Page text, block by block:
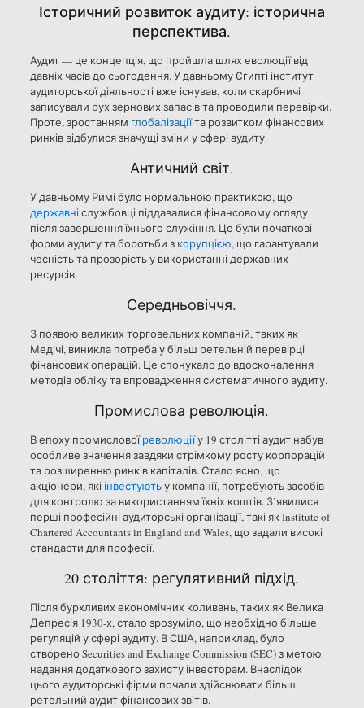
Історичний розвиток аудиту: історична
перспектива.
Аудит — це концепція, що пройшла шлях еволюції від
давніх часів до сьогодення. У давньому Єгипті інститут
аудиторської діяльності вже існував, коли скарбничі
записували рух зернових запасів та проводили перевірки.
Проте, зростанням глобалізаціїта розвитком фінансових
ринків відбулися значущі зміни у сфері аудиту.
Античний світ.
У давньому Римі було нормальною практикою, що
державніслужбовці піддавалися фінансовому огляду
після завершення їхнього служіння. Це були початкові
форми аудиту та боротьби з корупцією, що гарантували
чесність та прозорість у використанні державних
ресурсів.
Середньовіччя.
З появою великих торговельних компаній, таких як
Медічі, виникла потреба у більш ретельній перевірці
фінансових операцій. Це спонукало до вдосконалення
методів обліку та впровадження систематичного аудиту.
Промислова революція.
В епоху промисловоїреволюціїу 19 столітті аудит набув
особливе значення завдяки стрімкому росту корпорацій
та розширенню ринків капіталів. Стало ясно, що
акціонери, які інвестуютьу компанії, потребують засобів
для контролю за використанням їхніх коштів. З’явилися
перші професійні аудиторські організації, такі як Institute of
Chartered Accountants in England and Wales, що задали високі
стандарти для професії.
20 століття: регулятивний підхід.
Після бурхливих економічних коливань, таких як Велика
Депресія 1930-х, стало зрозуміло, що необхідно більше
регуляцій у сфері аудиту. В США, наприклад, було
створено Securities and Exchange Commission (SEC) з метою
надання додаткового захисту інвесторам. Внаслідок
цього аудиторські фірми почали здійснювати більш
ретельний аудит фінансових звітів.